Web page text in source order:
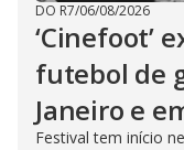
DO R7/06/08/2026
‘Cinefoot’
futebol de
Janeiro e
Festival tem início